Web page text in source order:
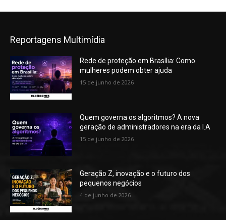
Reportagens Multimídia
Rede de proteção em Brasília: Como
mulheres podem obter ajuda
15 de junho de 2026
Quem governa os algoritmos? A nova
geração de administradores na era da I.A
15 de junho de 2026
Geração Z, inovação e o futuro dos
pequenos negócios
4 de junho de 2026